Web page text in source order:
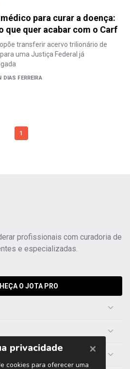
para curar a doença:
que quer acabar com o Carf
transferir acervo trilionário de
uma Justiça Federal já
DIAS FERREIRA
1
profissionais com curadoria de
e especializadas.
O JOTA PRO